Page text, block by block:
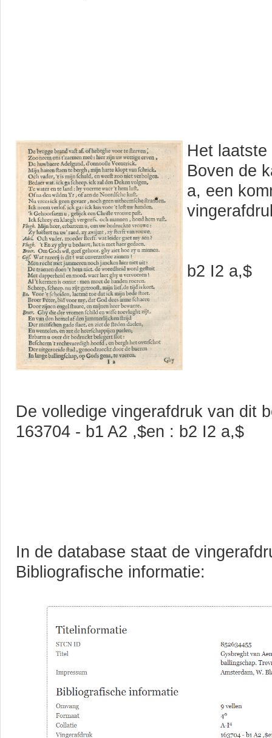
Het
Boven de
a, een
b2 I2 a,$
De volledige vingerafdruk van dit
163704 - b1 A2 ,$en : b2 I2 a,$
In de database staat de
Bibliografische informatie: